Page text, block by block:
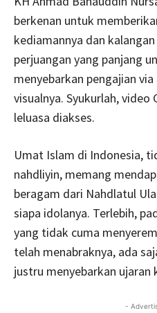
berkenan untuk
kediamannya dan
perjuangan yang panjang
menyebarkan pengajian
visualnya. Syukurlah, video
leluasa diakses.
Umat Islam di Indonesia,
nahdliyin, memang
beragam dari Nahdlatul
siapa idolanya. Terlebih,
yang tidak cuma
telah menabraknya, ada
justru menyebarkan ujaran
-